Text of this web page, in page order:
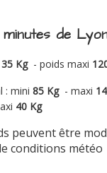
de
35 Kg - poids maxi
: mini 85 Kg - maxi
40 Kg
peuvent être
conditions météo